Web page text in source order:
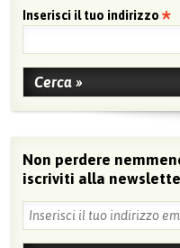
Inserisci il tuo indirizzo
Non perdere
iscriviti alla